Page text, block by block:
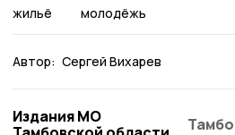
жильё молодёжь
Автор: Сергей Вихарев
Издания МО